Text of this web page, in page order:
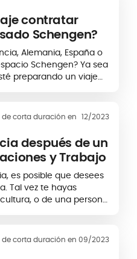
contratar
Schengen?
Alemania, España o
Schengen? Ya sea
preparando un viaje
corta duración en 12/2023
después de un
y Trabajo
es posible que desees
Tal vez te hayas
o de una persona
corta duración en 09/2023